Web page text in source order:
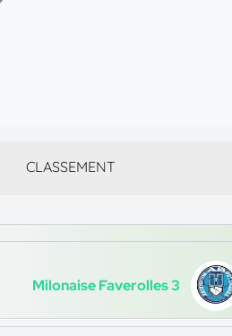
CLASSEMENT
Milonaise Faverolles 3